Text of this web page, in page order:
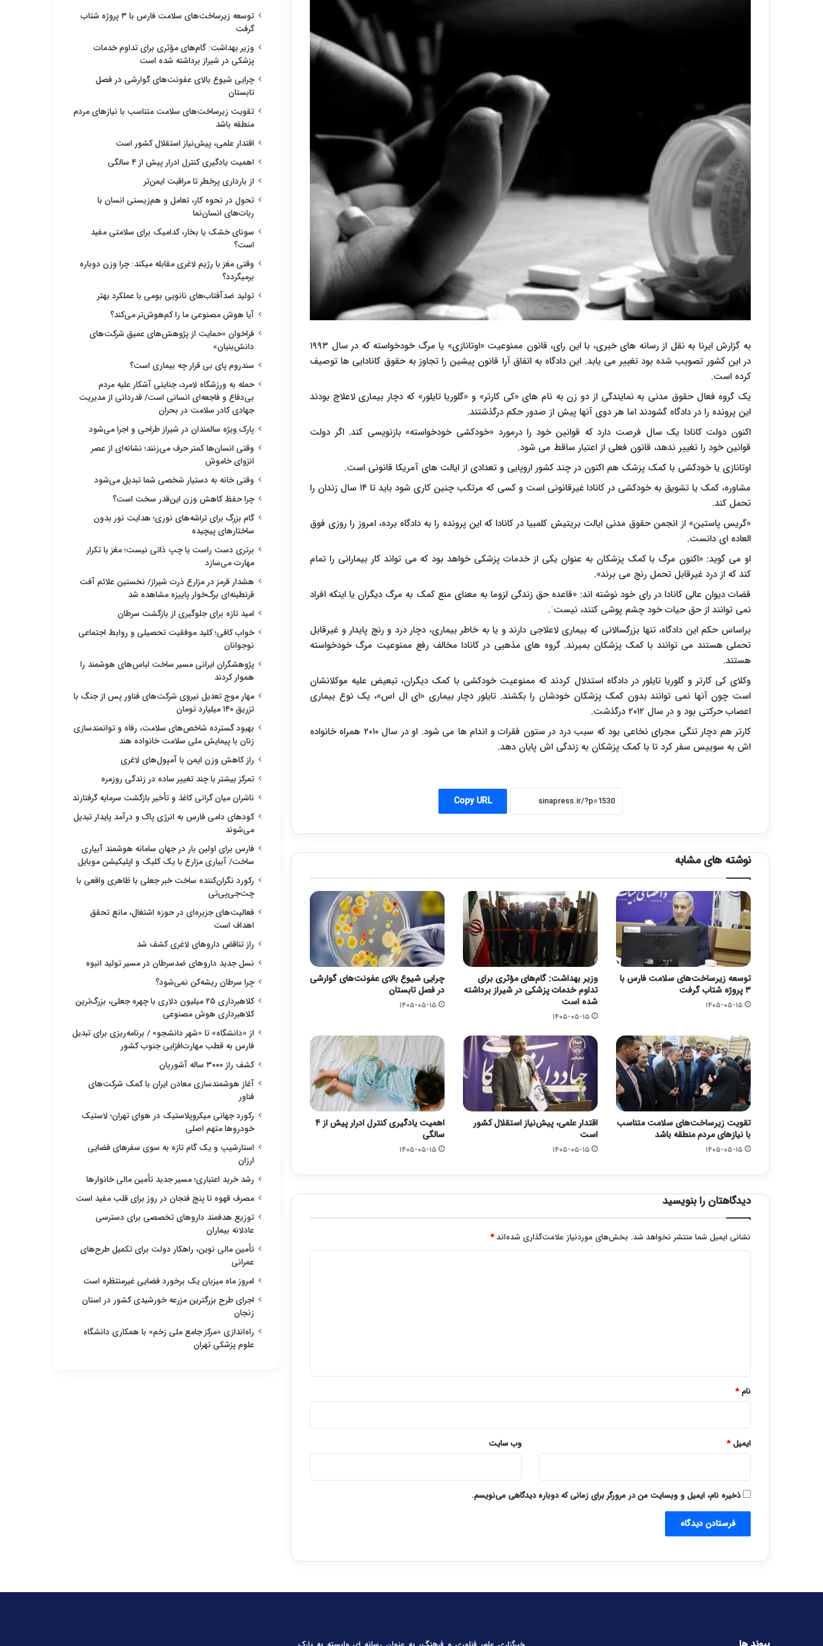
به گزارش ایرنا به نقل از رسانه های خبری، با این رای، قانون ممنوعیت «اوتانازی» یا مرگ خودخواسته که در سال ۱۹۹۳
در این کشور تصویب شده بود تغییر می یابد. این دادگاه به اتفاق آرا قانون پیشین را تجاوز به حقوق کانادایی ها توصیف
کرده است.
یک گروه فعال حقوق مدنی به نمایندگی از دو زن به نام های «کی کارتر» و «گلوریا تایلور» که دچار بیماری لاعلاج بودند
این پرونده را در دادگاه گشودند اما هر دوی آنها پیش از صدور حکم درگذشتند.
اکنون دولت کانادا یک سال فرصت دارد که قوانین خود را درمورد «خودکشی خودخواسته» بازنویسی کند. اگر دولت
قوانین خود را تغییر ندهد، قانون فعلی از اعتبار ساقط می شود.
اوتانازی یا خودکشی با کمک پزشک هم اکنون در چند کشور اروپایی و تعدادی از ایالت های آمریکا قانونی است.
مشاوره، کمک یا تشویق به خودکشی در کانادا غیرقانونی است و کسی که مرتکب چنین کاری شود باید تا ۱۴ سال زندان را
تحمل کند.
«گریس پاستین» از انجمن حقوق مدنی ایالت بریتیش کلمبیا در کانادا که این پرونده را به دادگاه برده، امروز را روزی فوق
العاده ای دانست.
او می گوید: «اکنون مرگ با کمک پزشکان به عنوان یکی از خدمات پزشکی خواهد بود که می تواند کار بیمارانی را تمام
کند که از درد غیرقابل تحمل رنج می برند».
قضات دیوان عالی کانادا در رای خود نوشته اند: «قاعده حق زندگی لزوما به معنای منع کمک به مرگ دیگران یا اینکه افراد
نمی توانند از حق حیات خود چشم پوشی کنند، نیستˈ.
براساس حکم این دادگاه، تنها بزرگسالانی که بیماری لاعلاجی دارند و یا به خاطر بیماری، دچار درد و رنج پایدار و غیرقابل
تحملی هستند می توانند با کمک پزشکان بمیرند. گروه های مذهبی در کانادا مخالف رفع ممنوعیت مرگ خودخواسته
هستند.
وکلای کی کارتر و گلوریا تایلور در دادگاه استدلال کردند که ممنوعیت خودکشی با کمک دیگران، تبعیض علیه موکلانشان
است چون آنها نمی توانند بدون کمک پزشکان خودشان را بکشند. تایلور دچار بیماری «ای ال اس»، یک نوع بیماری
اعصاب حرکتی بود و در سال ۲۰۱۲ درگذشت.
کارتر هم دچار تنگی مجرای نخاعی بود که سبب درد در ستون فقرات و اندام ها می شود. او در سال ۲۰۱۰ همراه خانواده
اش به سوییس سفر کرد تا با کمک پزشکان به زندگی اش پایان دهد.
Copy URL
نوشته های مشابه
توسعه زیرساخت‌های سلامت فارس با
۳ پروژه شتاب گرفت
۱۴۰۵-۰۵-۱۵
وزیر بهداشت: گام‌های مؤثری برای
تداوم خدمات پزشکی در شیراز برداشته
شده است
۱۴۰۵-۰۵-۱۵
چرایی شیوع بالای عفونت‌های گوارشی
در فصل تابستان
۱۴۰۵-۰۵-۱۵
تقویت زیرساخت‌های سلامت متناسب
با نیازهای مردم منطقه باشد
۱۴۰۵-۰۵-۱۵
اقتدار علمی، پیش‌نیاز استقلال کشور
است
۱۴۰۵-۰۵-۱۵
اهمیت یادگیری کنترل ادرار پیش از ۴
سالگی
۱۴۰۵-۰۵-۱۵
دیدگاهتان را بنویسید
نشانی ایمیل شما منتشر نخواهد شد. بخش‌های موردنیاز علامت‌گذاری شده‌اند*
نام*
ایمیل* وب‌ سایت
ذخیره نام، ایمیل و وبسایت من در مرورگر برای زمانی که دوباره دیدگاهی می‌نویسم.
توسعه زیرساخت‌های سلامت فارس با ۳ پروژه شتاب
گرفت
وزیر بهداشت: گام‌های مؤثری برای تداوم خدمات
پزشکی در شیراز برداشته شده است
چرایی شیوع بالای عفونت‌های گوارشی در فصل
تابستان
تقویت زیرساخت‌های سلامت متناسب با نیازهای مردم
منطقه باشد
اقتدار علمی، پیش‌نیاز استقلال کشور است
اهمیت یادگیری کنترل ادرار پیش از ۴ سالگی
از بارداری پرخطر تا مراقبت ایمن‌تر
تحول در نحوه کار، تعامل و هم‌زیستی انسان با
ربات‌های انسان‌نما
سونای خشک یا بخار، کدامیک برای سلامتی مفید
است؟
وقتی مغز با رژیم لاغری مقابله میکند: چرا وزن دوباره
برمیگردد؟
تولید ضدآفتاب‌های نانویی بومی با عملکرد بهتر
آیا هوش مصنوعی ما را کم‌هوش‌تر می‌کند؟
فراخوان «حمایت از پژوهش‌های عمیق شرکت‌های
دانش‌بنیان»
سندروم پای بی قرار چه بیماری است؟
حمله به ورزشگاه لامرد، جنایتی آشکار علیه مردم
بی‌دفاع و فاجعه‌ای انسانی است/ قدردانی از مدیریت
جهادی کادر سلامت در بحران
پارک ویژه سالمندان در شیراز طراحی و اجرا می‌شود
وقتی انسان‌ها کمتر حرف می‌زنند؛ نشانه‌ای از عصر
انزوای خاموش
وقتی خانه به دستیار شخصی شما تبدیل می‌شود
چرا حفظ کاهش وزن این‌قدر سخت است؟
گام بزرگ برای تراشه‌های نوری؛ هدایت نور بدون
ساختارهای پیچیده
برتری دست راست یا چپ ذاتی نیست؛ مغز با تکرار
مهارت می‌سازد
هشدار قرمز در مزارع ذرت شیراز/ نخستین علائم آفت
قرنطینه‌ای برگ‌خوار پاییزه مشاهده شد
امید تازه برای جلوگیری از بازگشت سرطان
خواب کافی؛ کلید موفقیت تحصیلی و روابط اجتماعی
نوجوانان
پژوهشگران ایرانی مسیر ساخت لباس‌های هوشمند را
هموار کردند
مهار موج تعدیل نیروی شرکت‌های فناور پس از جنگ با
تزریق ۱۴۰ میلیارد تومان
بهبود گسترده شاخص‌های سلامت، رفاه و توانمندسازی
زنان با پیمایش ملی سلامت خانواده هند
راز کاهش وزن ایمن با آمپول‌های لاغری
تمرکز بیشتر با چند تغییر ساده در زندگی روزمره
ناشران میان گرانی کاغذ و تأخیر بازگشت سرمایه گرفتارند
کودهای دامی فارس به انرژی پاک و درآمد پایدار تبدیل
می‌شوند
فارس برای اولین بار در جهان سامانه هوشمند آبیاری
ساخت/ آبیاری مزارع با یک کلیک و اپلیکیشن موبایل
رکورد نگران‌کننده ساخت خبر جعلی با ظاهری واقعی با
چت‌جی‌پی‌تی
فعالیت‌های جزیره‌ای در حوزه اشتغال، مانع تحقق
اهداف است
راز تناقض داروهای لاغری کشف شد
نسل جدید داروهای ضدسرطان در مسیر تولید انبوه
چرا سرطان ریشه‌کن نمی‌شود؟
کلاهبرداری ۲۵ میلیون دلاری با چهره جعلی، بزرگ‌ترین
کلاهبرداری هوش مصنوعی
از «دانشگاه» تا «شهر دانشجو» / برنامه‌ریزی برای تبدیل
فارس به قطب مهارت‌افزایی جنوب کشور
کشف راز ۳۰۰۰ ساله آشوریان
آغاز هوشمندسازی معادن ایران با کمک شرکت‌های
فناور
رکورد جهانی میکروپلاستیک در هوای تهران؛ لاستیک
خودروها متهم اصلی
استارشیپ و یک گام تازه به سوی سفرهای فضایی
ارزان
رشد خرید اعتباری؛ مسیر جدید تأمین مالی خانوارها
مصرف قهوه تا پنج فنجان در روز برای قلب مفید است
توزیع هدفمند داروهای تخصصی برای دسترسی
عادلانه بیماران
تأمین مالی نوین، راهکار دولت برای تکمیل طرح‌های
عمرانی
امروز ماه میزبان یک برخورد فضایی غیرمنتظره است
اجرای طرح بزرگترین مزرعه خورشیدی کشور در استان
زنجان
راه‌اندازی «مرکز جامع ملی زخم» با همکاری دانشگاه
علوم پزشکی تهران